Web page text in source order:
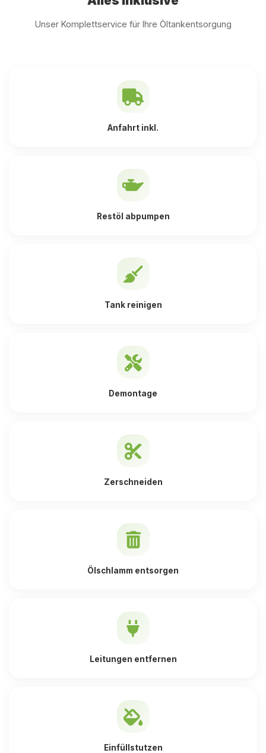
Unser Komplettservice für Ihre Öltankentsorgung
Anfahrt inkl.
Restöl abpumpen
Tank reinigen
Demontage
Zerschneiden
Ölschlamm entsorgen
Leitungen entfernen
Einfüllstutzen